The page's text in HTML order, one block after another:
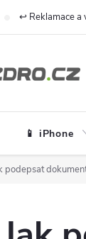
↩️ Reklamace a
📱 iPhone
podepsat